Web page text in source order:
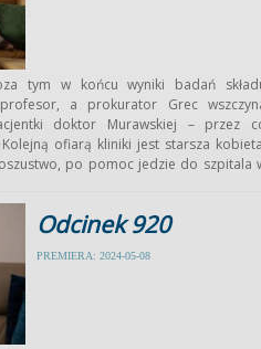
tym w końcu wyniki badań
a prokurator Grec
doktor Murawskiej – przez
ofiarą kliniki jest starsza
po pomoc jedzie do szpitala
bo nie wierzy, że kolega po
nie zgadza się, by
Odcinek 920
PREMIERA: 2024-05-08